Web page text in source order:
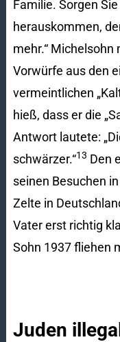
Familie. Sorgen
herauskommen,
mehr.“
Vorwürfe aus den
vermeintlichen
hieß, dass er die
Antwort lautete:
schwärzer.“13 Den
seinen Besuchen
Zelte in
Vater erst richtig
Sohn 1937 fliehen
Juden